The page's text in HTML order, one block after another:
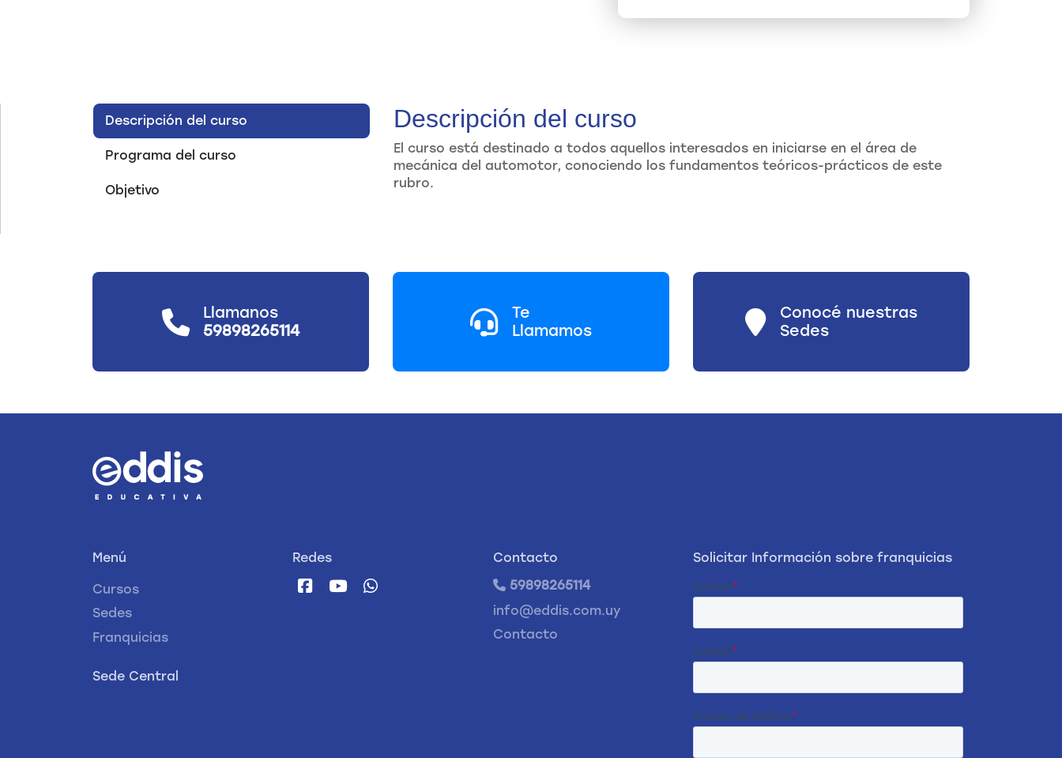
Descripción del curso
Programa del curso
Objetivo
Descripción del curso
El curso está destinado a todos aquellos interesados en iniciarse en el área de
mecánica del automotor, conociendo los fundamentos teóricos-prácticos de este
rubro.
Llamanos
59898265114
Te
Llamamos
Conocé nuestras
Sedes
Menú
Cursos
Sedes
Franquicias
Redes
Contacto
59898265114
info@eddis.com.uy
Contacto
Sede Central
Solicitar Información sobre franquicias